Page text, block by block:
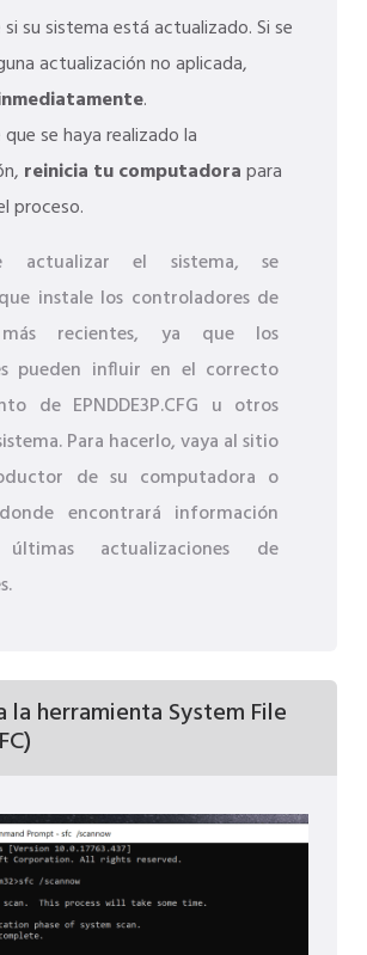
su sistema está actualizado. Si se
actualización no aplicada,
.
se haya realizado la
reinicia tu computadorapara
proceso.
actualizar el sistema, se
instale los controladores de
más recientes, ya que los
pueden influir en el correcto
de EPNDDE3P.CFG u otros
Para hacerlo, vaya al sitio
de su computadora o
encontrará información
actualizaciones de
la herramienta System File